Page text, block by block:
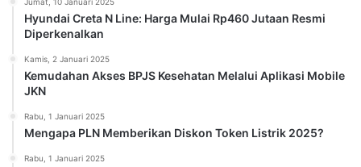
Jumat, 10 Januari 2025
Hyundai Creta N Line: Harga Mulai Rp460 Jutaan Resmi
Diperkenalkan
Kamis, 2 Januari 2025
Kemudahan Akses BPJS Kesehatan Melalui Aplikasi Mobile
JKN
Rabu, 1 Januari 2025
Mengapa PLN Memberikan Diskon Token Listrik 2025?
Rabu, 1 Januari 2025